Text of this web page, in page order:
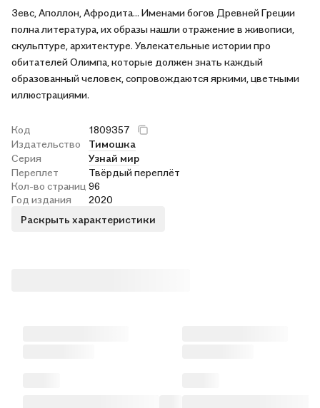
Зевс, Аполлон, Афродита... Именами богов Древней Греции
полна литература, их образы нашли отражение в живописи,
скульптуре, архитектуре. Увлекательные истории про
обитателей Олимпа, которые должен знать каждый
образованный человек, сопровождаются яркими, цветными
иллюстрациями.
Код
1809357
Издательство
Тимошка
Серия
Узнай мир
Переплет
Твёрдый переплёт
Кол-во страниц 96
Год издания
2020
Раскрыть характеристики